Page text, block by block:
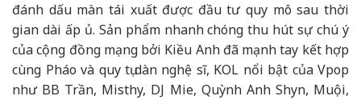
đánh dấu màn tái xuất được đầu tư quy mô sau thời
gian dài ấp ủ. Sản phẩm nhanh chóng thu hút sự chú ý
của cộng đồng mạng bởi Kiều Anh đã mạnh tay kết hợp
cùng Pháo và quy tụ dàn nghệ sĩ, KOL nổi bật của Vpop
như BB Trần, Misthy, DJ Mie, Quỳnh Anh Shyn, Muội,